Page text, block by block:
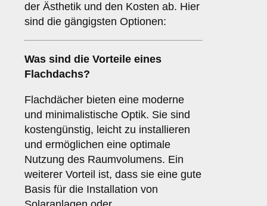
der Ästhetik und den Kosten ab. Hier
sind die gängigsten Optionen:
Was sind die Vorteile eines
Flachdachs?
Flachdächer bieten eine moderne
und minimalistische Optik. Sie sind
kostengünstig, leicht zu installieren
und ermöglichen eine optimale
Nutzung des Raumvolumens. Ein
weiterer Vorteil ist, dass sie eine gute
Basis für die Installation von